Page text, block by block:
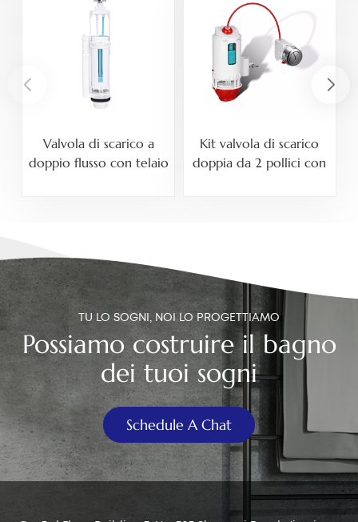
Valvola di scarico a
doppio flusso con telaio
Kit valvola di scarico
doppia da 2 pollici con
TU LO SOGNI, NOI LO PROGETTIAMO
Possiamo costruire il bagno
dei tuoi sogni
Schedule A Chat